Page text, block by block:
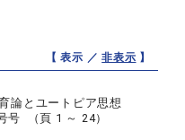
【 表示 ／非表示 】
論とユートピア思想
号 （頁 1 ～ 24）